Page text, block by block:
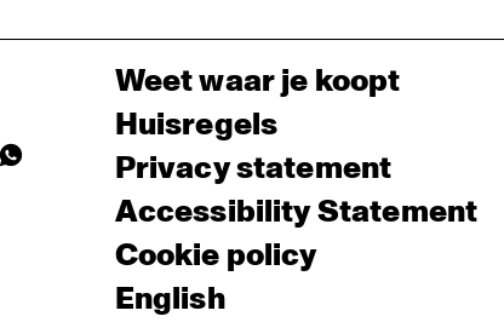
Weet waar je koopt
Huisregels
Privacy statement
Accessibility Statement
Cookie policy
English